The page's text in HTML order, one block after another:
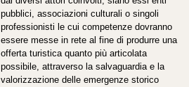
pubblici, associazioni culturali o singoli
professionisti le cui competenze dovranno
essere messe in rete al fine di produrre una
offerta turistica quanto più articolata
possibile, attraverso la salvaguardia e la
valorizzazione delle emergenze storico